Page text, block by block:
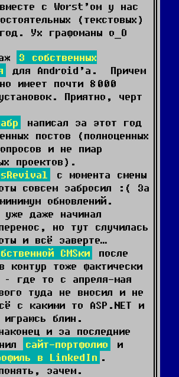
с Worst’ом у нас
(текстовых)
Ух графоманы o_O
3 собственных
для Android’а. Причем
имеет почти 8000
Приятно, черт
написал за этот год
постов (полноценных
и не пиар
проектов).
с момента смены
совсем забросил :( За
обновлений.
даже начинал
но тут случилась
и всё заверте…
CMSки
после
контур тоже фактически
– где то с апреля-мая
туда не вносил и не
с какими то ASP.NET и
блин.
и за последние
сайт-портфолио
и
в LinkedIn .
зачем.